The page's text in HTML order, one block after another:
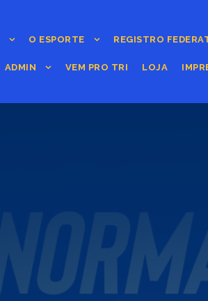
O ESPORTE REGISTRO
ADMIN VEM PRO TRI LOJA